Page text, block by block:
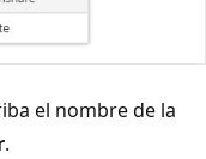
el nombre de la
.